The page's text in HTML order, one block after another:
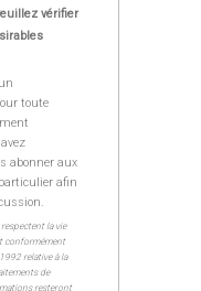
vérifier
toute
abonner aux
afin
respectent la vie
conformément
relative à la
de
resteront